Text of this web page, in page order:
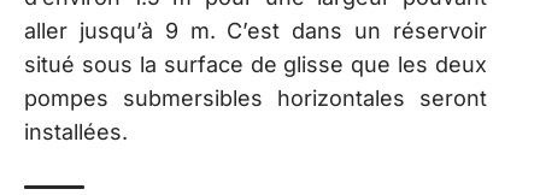
aller jusqu’à 9 m. C’est dans un réservoir
situé sous la surface de glisse que les deux
pompes submersibles horizontales seront
installées.